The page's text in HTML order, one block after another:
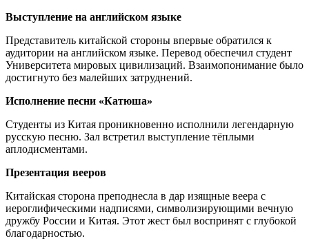
Выступление на английском языке
Представитель китайской стороны впервые обратился к
аудитории на английском языке. Перевод обеспечил студент
Университета мировых цивилизаций. Взаимопонимание было
достигнуто без малейших затруднений.
Исполнение песни «Катюша»
Студенты из Китая проникновенно исполнили легендарную
русскую песню. Зал встретил выступление тёплыми
аплодисментами.
Презентация вееров
Китайская сторона преподнесла в дар изящные веера с
иероглифическими надписями, символизирующими вечную
дружбу России и Китая. Этот жест был воспринят с глубокой
благодарностью.